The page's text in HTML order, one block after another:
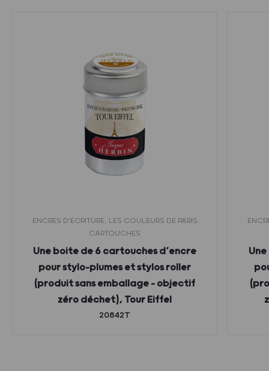
ENCRES D'ÉCRITURE, LES COULEURS DE PARIS
CARTOUCHES
Une boite de 6 cartouches d’encre
pour stylo-plumes et stylos roller
(produit sans emballage – objectif
zéro déchet), Tour Eiffel
20842T